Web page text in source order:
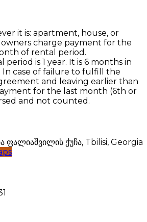
it is: apartment, house, or
charge payment for the
of rental period.
is 1 year. It is 6 months in
In case of failure to fulfill the
and leaving earlier than
for the last month (6th or
and not counted.
ფალიაშვილის ქუჩა, Tbilisi, Georgia